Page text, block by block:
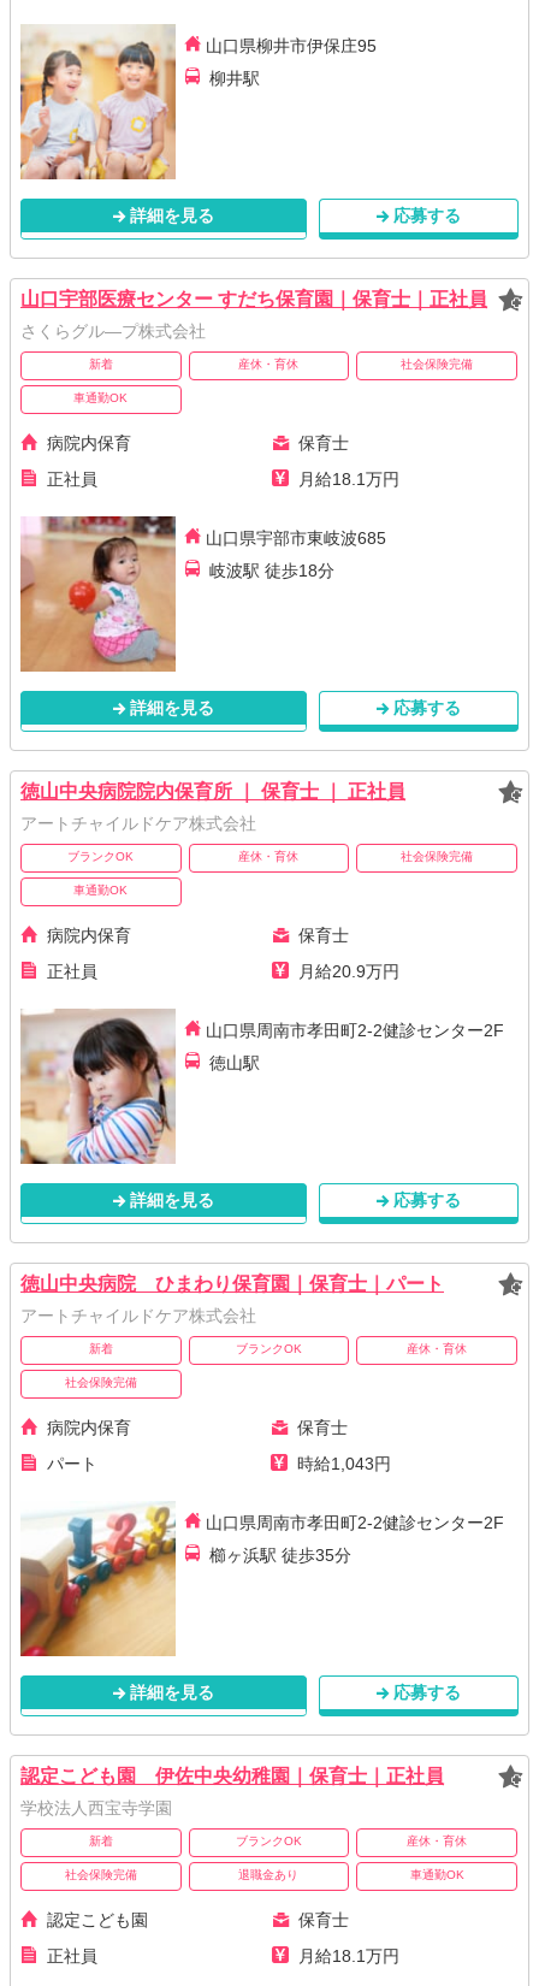
山口県柳井市伊保庄95
柳井駅
詳細を見る 応募する
山口宇部医療センター すだち保育園｜保育士｜正社員
さくらグル―プ株式会社
新着 産休・育休 社会保険完備
車通勤OK
病院内保育
保育士
正社員
月給18.1万円
山口県宇部市東岐波685
岐波駅 徒歩18分
詳細を見る 応募する
徳山中央病院院内保育所 ｜ 保育士 ｜ 正社員
アートチャイルドケア株式会社
ブランクOK 産休・育休 社会保険完備
車通勤OK
病院内保育
保育士
正社員
月給20.9万円
山口県周南市孝田町2-2健診センター2F
徳山駅
詳細を見る 応募する
徳山中央病院 ひまわり保育園｜保育士｜パート
アートチャイルドケア株式会社
新着 ブランクOK 産休・育休
社会保険完備
病院内保育
保育士
パート
時給1,043円
山口県周南市孝田町2-2健診センター2F
櫛ヶ浜駅 徒歩35分
詳細を見る 応募する
認定こども園 伊佐中央幼稚園｜保育士｜正社員
学校法人西宝寺学園
新着 ブランクOK 産休・育休
社会保険完備 退職金あり 車通勤OK
認定こども園
保育士
正社員
月給18.1万円